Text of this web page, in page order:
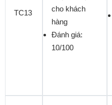
TC13
cho khách
hàng
Đánh giá:
10/100